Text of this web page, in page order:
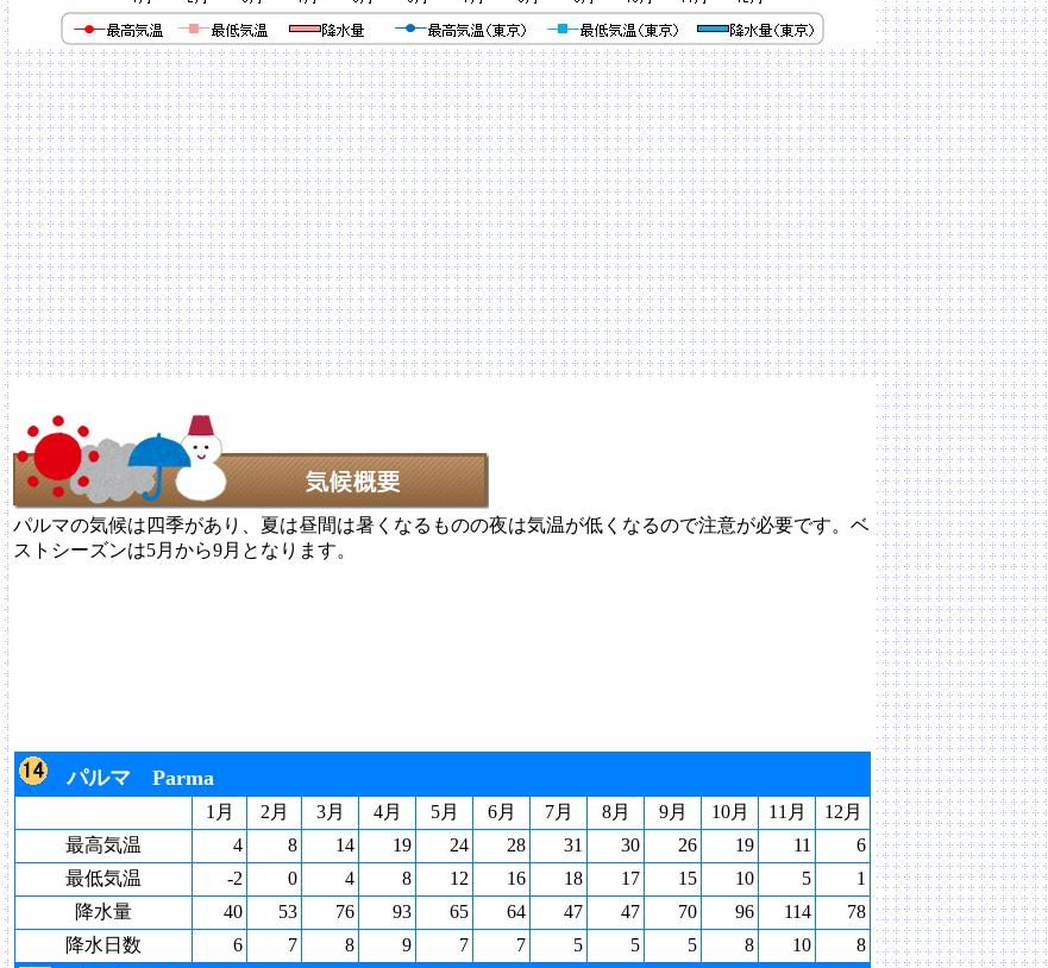
パルマの気候は四季があり、夏は昼間は暑くなるものの夜は気温が低くなるので注意が必要です。ベ
ストシーズンは5月から9月となります。
パルマ Parma
1月 2月 3月 4月 5月 6月 7月 8月 9月 10月 11月
12月
最高気温
4 8 14 19 24 28 31 30 26 19 11
6
最低気温
-2 0 4 8 12 16 18 17 15 10 5
1
降水量
40 53 76 93 65 64 47 47 70 96 114
78
降水日数
6 7 8 9 7 7 5 5 5 8 10 8